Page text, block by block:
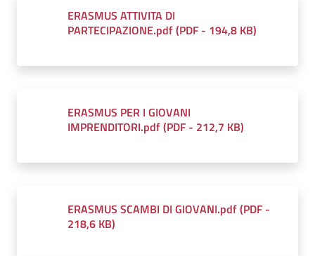
ERASMUS ATTIVITA DI
PARTECIPAZIONE.pdf(PDF - 194,8 KB)
ERASMUS PER I GIOVANI
IMPRENDITORI.pdf(PDF - 212,7 KB)
ERASMUS SCAMBI DI GIOVANI.pdf(PDF -
218,6 KB)